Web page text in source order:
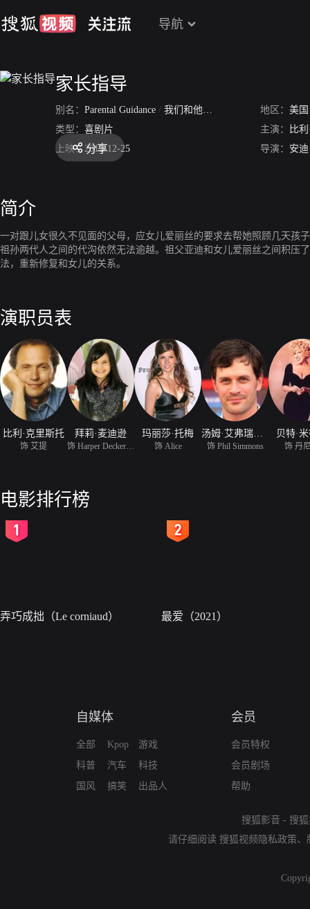
导航
家长指导
别名： Parental Guidance / 我们和他们 PG老爷指引/ 长辈
地区： 美国
类型： 喜剧片 主演：
比
上映： 2012-12-25 导演： 安
分享
简介
一对跟儿女很久不见面的父母，应女儿爱丽丝的要求去帮她照顾几天孩
祖孙两代人之间的代沟依然无法逾越。祖父亚迪和女儿爱丽丝之间积压
法，重新修复和女儿的关系。
演职员表
比利·克里斯托
饰 艾提
拜莉·麦迪逊 玛丽莎·托梅
饰 Alice 饰 Phil Simmons
贝特·
饰 丹
电影排行榜
弄巧成拙（Le corniaud） 最爱（2021）
自媒体
全部
科普
国风
Kpop
汽车
搞笑
游戏
科技
出品人
会员
会员特权
会员剧场
帮助
搜狐影音 - 搜
请仔细阅读 搜狐视频隐私政策、